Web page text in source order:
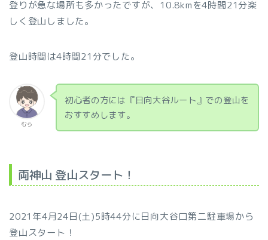
登りが急な場所も多かったですが、10.8kmを4時間21分楽
しく登山しました。
登山時間は4時間21分でした。
むら
初心者の方には『日向大谷ルート』での登山を
おすすめします。
両神山 登山スタート！
2021年4月24日(土)5時44分に日向大谷口第二駐車場から
登山スタート！